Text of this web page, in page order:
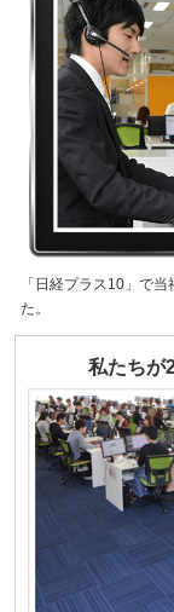
「日経プラス10」で
た。
私たちが